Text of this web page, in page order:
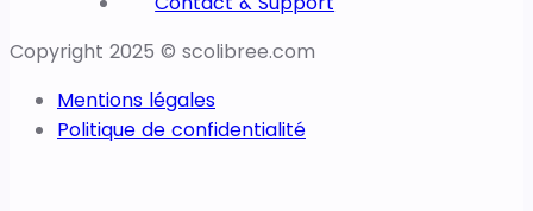
Copyright 2025 © scolibree.com
Mentions légales
Politique de confidentialité